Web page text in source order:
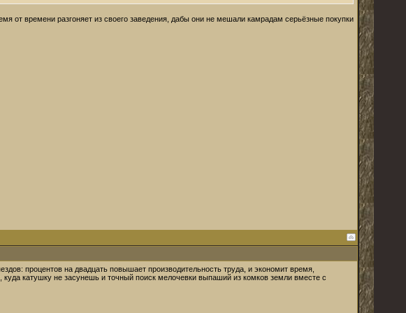
от времени разгоняет из своего заведения, дабы они не мешали камрадам серьёзные покупки
процентов на двадцать повышает производительность труда, и экономит время,
катушку не засунешь и точный поиск мелочевки выпаший из комков земли вместе с